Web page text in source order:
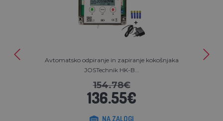
Avtomatsko odpiranje in zapiranje kokošnjaka
JOSTechnik HK-B...
154.78€
136.55€
NA ZALOGI